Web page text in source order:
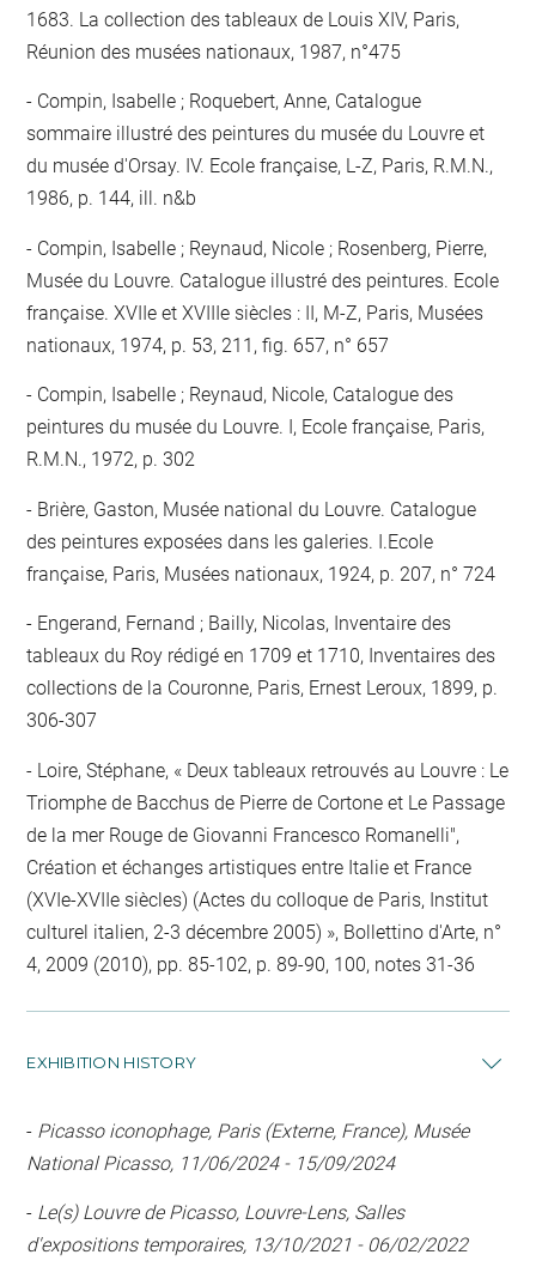
1683. La collection des tableaux de Louis XIV, Paris,
Réunion des musées nationaux, 1987, n°475
Compin, Isabelle ; Roquebert, Anne, Catalogue
sommaire illustré des peintures du musée du Louvre et
du musée d'Orsay. IV. Ecole française, L-Z, Paris, R.M.N.,
1986, p. 144, ill. n&b
Compin, Isabelle ; Reynaud, Nicole ; Rosenberg, Pierre,
Musée du Louvre. Catalogue illustré des peintures. Ecole
française. XVIIe et XVIIIe siècles : II, M-Z, Paris, Musées
nationaux, 1974, p. 53, 211, fig. 657, n° 657
Compin, Isabelle ; Reynaud, Nicole, Catalogue des
peintures du musée du Louvre. I, Ecole française, Paris,
R.M.N., 1972, p. 302
Brière, Gaston, Musée national du Louvre. Catalogue
des peintures exposées dans les galeries. I.Ecole
française, Paris, Musées nationaux, 1924, p. 207, n° 724
Engerand, Fernand ; Bailly, Nicolas, Inventaire des
tableaux du Roy rédigé en 1709 et 1710, Inventaires des
collections de la Couronne, Paris, Ernest Leroux, 1899, p.
306-307
Loire, Stéphane, « Deux tableaux retrouvés au Louvre : Le
Triomphe de Bacchus de Pierre de Cortone et Le Passage
de la mer Rouge de Giovanni Francesco Romanelli",
Création et échanges artistiques entre Italie et France
(XVIe-XVIIe siècles) (Actes du colloque de Paris, Institut
culturel italien, 2-3 décembre 2005) », Bollettino d'Arte, n°
4, 2009 (2010), pp. 85-102, p. 89-90, 100, notes 31-36
EXHIBITION HISTORY
- Picasso iconophage, Paris (Externe, France), Musée
National Picasso, 11/06/2024 - 15/09/2024
- Le(s) Louvre de Picasso, Louvre-Lens, Salles
d'expositions temporaires, 13/10/2021 - 06/02/2022